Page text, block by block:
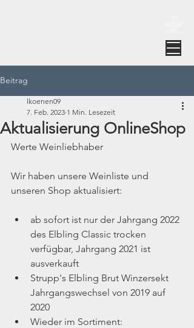
Beitrag
Aktualisierung OnlineShop
lkoenen09
7. Feb. 2023 1 Min. Lesezeit
Werte Weinliebhaber
Wir haben unsere Weinliste und
unseren Shop aktualisiert:
ab sofort ist nur der Jahrgang 2022
des Elbling Classic trocken
verfügbar, Jahrgang 2021 ist
ausverkauft
Strupp's Elbling Brut Winzersekt
Jahrgangswechsel von 2019 auf
2020
Wieder im Sortiment: